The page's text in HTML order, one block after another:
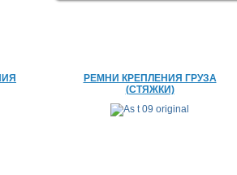
РЕМНИ КРЕПЛЕНИЯ ГРУЗА
(СТЯЖКИ)